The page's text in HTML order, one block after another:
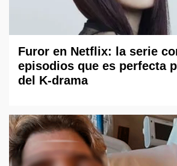
Furor en Netflix: la serie
episodios que es perfecta
del K-drama